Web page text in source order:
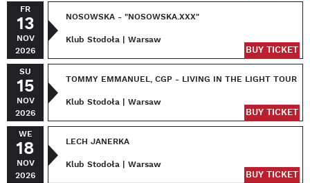
FR
13
NOV
2026
NOSOWSKA - "NOSOWSKA.XXX"
Klub Stodoła | Warsaw
BUY TICKET
SU
15
NOV
2026
TOMMY EMMANUEL, CGP - LIVING IN THE LIGHT TOUR
Klub Stodoła | Warsaw
BUY TICKET
WE
18
NOV
2026
LECH JANERKA
Klub Stodoła | Warsaw
BUY TICKET